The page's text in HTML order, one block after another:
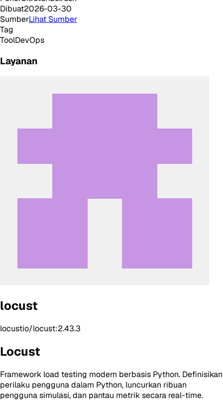
Dibuat2026-03-30
SumberLihat Sumber
Tag
ToolDevOps
Layanan
locust
locustio/locust:2.43.3
Locust
Framework load testing modern berbasis Python. Definisikan
perilaku pengguna dalam Python, luncurkan ribuan
pengguna simulasi, dan pantau metrik secara real-time.